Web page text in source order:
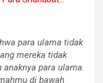
para ulama tidak
mereka tidak
para ulama.
di bawah